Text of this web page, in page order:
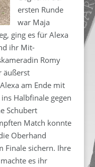
ersten Runde
war Maja
ging es für Alexa
ihr Mit-
Romy
äußerst
am Ende mit
Halbfinale gegen
Schubert
Match konnte
Oberhand
Finale sichern. Ihre
es ihr